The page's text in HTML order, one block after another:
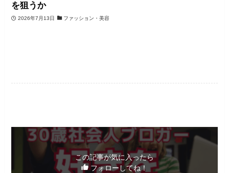
を狙うか
2026年7月13日 ファッション・美容
この記事が気に入ったら
フォローしてね！